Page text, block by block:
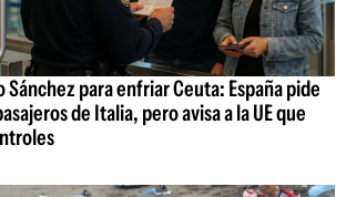
Sánchez para enfriar Ceuta: España pide
de Italia, pero avisa a la UE que